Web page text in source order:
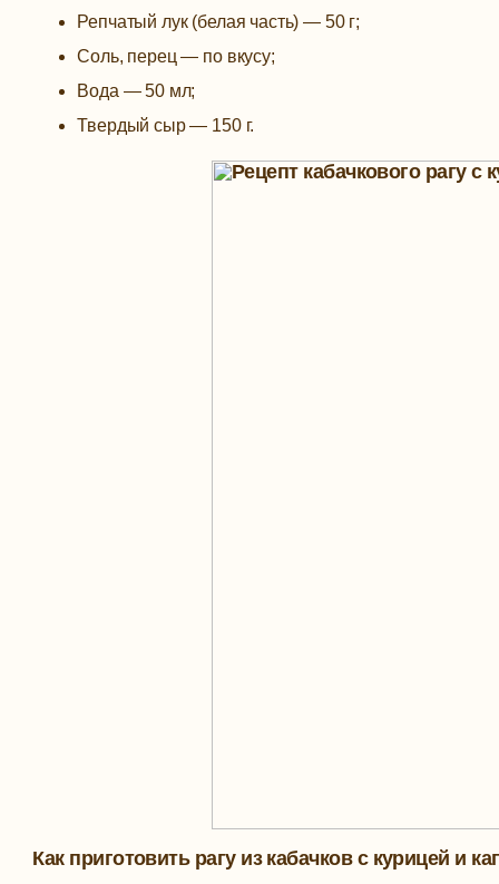
Репчатый лук (белая часть) — 50 г;
Соль, перец — по вкусу;
Вода — 50 мл;
Твердый сыр — 150 г.
Как приготовить рагу из кабачков с курицей и